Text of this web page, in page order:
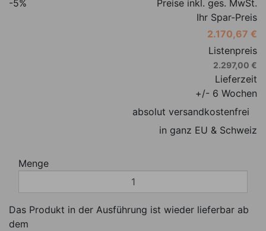
-5%
Preise inkl. ges. MwSt.
Ihr Spar-Preis
2.170,67 €
Listenpreis
2.297,00 €
Lieferzeit
+/- 6 Wochen
absolut versandkostenfrei
in ganz EU & Schweiz
Menge
Das Produkt in der Ausführung ist wieder lieferbar ab
dem